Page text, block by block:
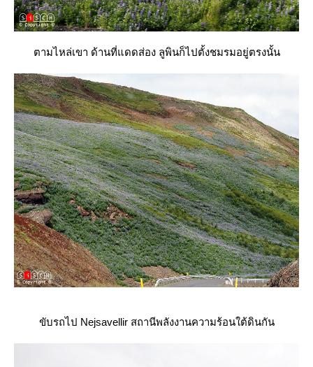
ตามไหล่เขา ด้านที่แดดส่อง ลูพินก็ไปตั้งชมรมอยู่ตรงนั้น
ขับรถไป Nejsavellir สถานีพลังงานความร้อนใต้ดินกัน